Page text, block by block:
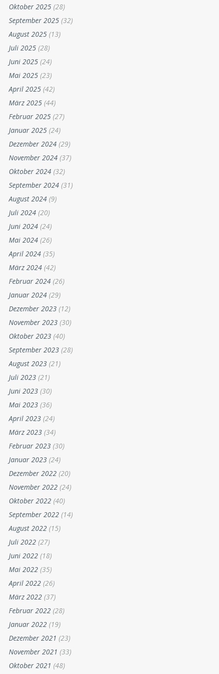
Oktober 2025 (28)
September 2025 (32)
August 2025 (13)
Juli 2025 (28)
Juni 2025 (24)
Mai 2025 (23)
April 2025 (42)
März 2025 (44)
Februar 2025 (27)
Januar 2025 (24)
Dezember 2024 (29)
November 2024 (37)
Oktober 2024 (32)
September 2024 (31)
August 2024 (9)
Juli 2024 (20)
Juni 2024 (24)
Mai 2024 (26)
April 2024 (35)
März 2024 (42)
Februar 2024 (26)
Januar 2024 (29)
Dezember 2023 (12)
November 2023 (30)
Oktober 2023 (40)
September 2023 (28)
August 2023 (21)
Juli 2023 (21)
Juni 2023 (30)
Mai 2023 (36)
April 2023 (24)
März 2023 (34)
Februar 2023 (30)
Januar 2023 (24)
Dezember 2022 (20)
November 2022 (24)
Oktober 2022 (40)
September 2022 (14)
August 2022 (15)
Juli 2022 (27)
Juni 2022 (18)
Mai 2022 (35)
April 2022 (26)
März 2022 (37)
Februar 2022 (28)
Januar 2022 (19)
Dezember 2021 (23)
November 2021 (33)
Oktober 2021 (48)